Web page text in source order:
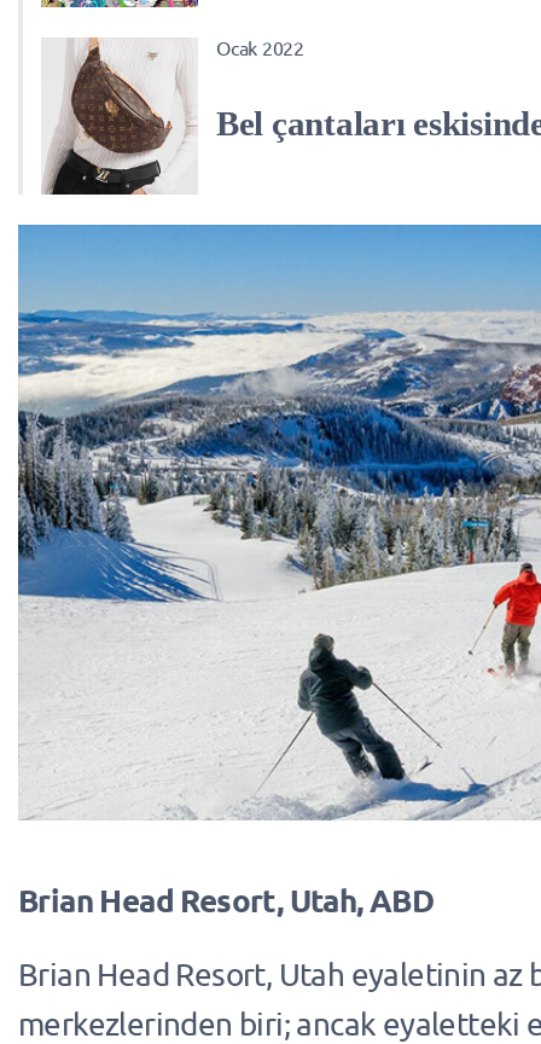
Ocak 2022
Bel çantaları
Brian Head Resort, Utah, ABD
Brian Head Resort, Utah eyaletinin az
merkezlerinden biri; ancak eyaletteki